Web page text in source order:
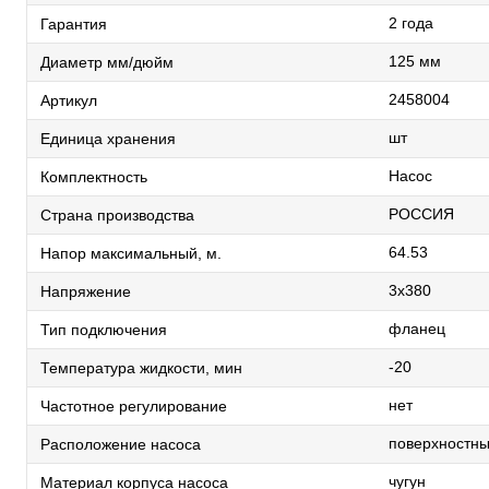
Гарантия 2 года
Диаметр мм/дюйм 125 мм
Артикул 2458004
Единица хранения шт
Комплектность Насос
Страна производства РОССИЯ
Напор максимальный, м. 64.53
Напряжение 3х380
Тип подключения фланец
Температура жидкости, мин -20
Частотное регулирование нет
Расположение насоса
Материал корпуса насоса чугун